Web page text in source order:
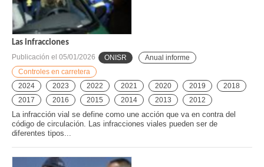
Las infracciones
Publicación el 05/01/2026 ONISR
Anual informe
Controles en carretera
2024
2023 2022 2021 2020 2019
2018
2017
2016 2015 2014 2013 2012
La infracción vial se define como une acción que va en contra del
código de circulación. Las infracciones viales pueden ser de
diferentes tipos...